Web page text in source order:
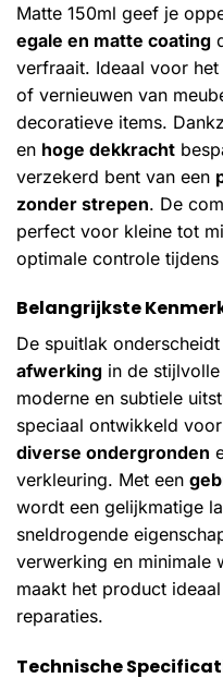
Matte 150ml geef je
egale en matte coating
verfraait. Ideaal voor
of vernieuwen van
decoratieve items.
en hoge dekkracht
verzekerd bent van een
zonder strepen. De
perfect voor kleine tot
optimale controle tijdens
Belangrijkste
De spuitlak
afwerking in de
moderne en subtiele
speciaal ontwikkeld
diverse ondergronden
verkleuring. Met een
wordt een gelijkmatige
sneldrogende
verwerking en minimale
maakt het product
reparaties.
Technische